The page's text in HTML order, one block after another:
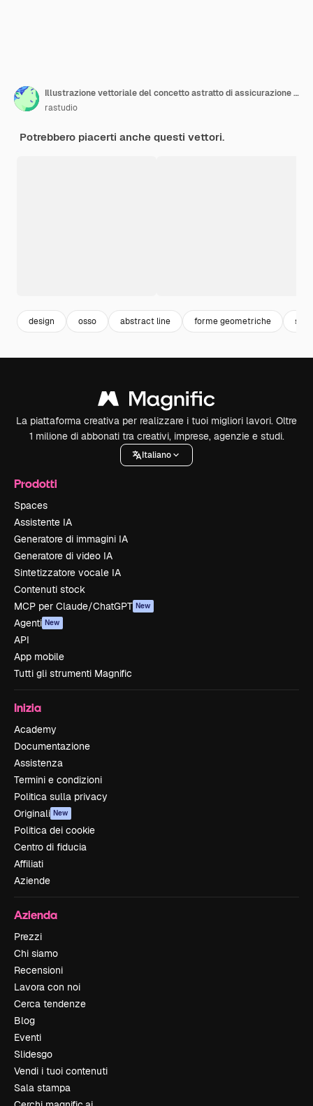
Illustrazione vettoriale del concetto astratto di assicurazione contro l'invalidità
rastudio
Potrebbero piacerti anche questi vettori.
design osso abstract line forme geometriche
La piattaforma creativa per realizzare i tuoi migliori lavori. Oltre
1 milione di abbonati tra creativi, imprese, agenzie e studi.
Italiano
Prodotti
Spaces
Assistente IA
Generatore di immagini IA
Generatore di video IA
Sintetizzatore vocale IA
Contenuti stock
MCP per Claude/ChatGPT New
Agenti New
API
App mobile
Tutti gli strumenti Magnific
Inizia
Academy
Documentazione
Assistenza
Termini e condizioni
Politica sulla privacy
Originali New
Politica dei cookie
Centro di fiducia
Affiliati
Aziende
Azienda
Prezzi
Chi siamo
Recensioni
Lavora con noi
Cerca tendenze
Blog
Eventi
Slidesgo
Vendi i tuoi contenuti
Sala stampa